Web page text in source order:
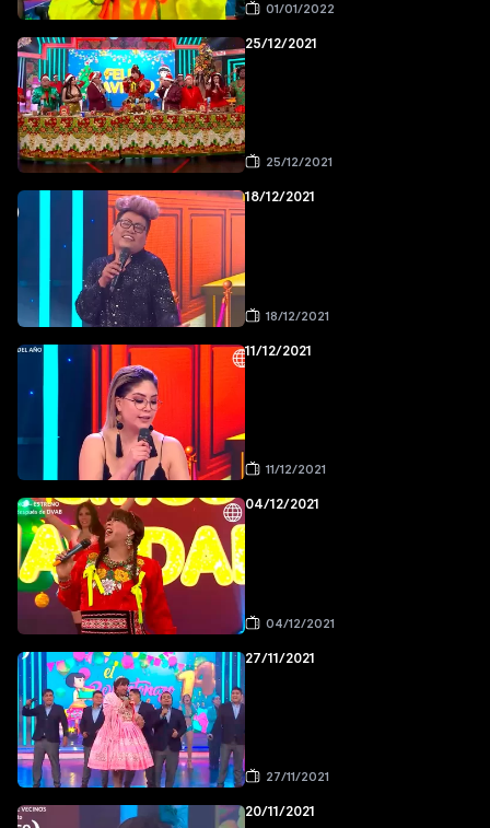
01/01/2022
25/12/2021
25/12/2021
18/12/2021
18/12/2021
11/12/2021
11/12/2021
04/12/2021
04/12/2021
27/11/2021
27/11/2021
20/11/2021